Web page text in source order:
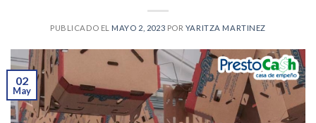
PUBLICADO EL MAYO 2, 2023 POR YARITZA MARTINEZ
02
May